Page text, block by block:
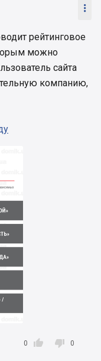

рейтинговое
можно
сайта
компанию,

0  0